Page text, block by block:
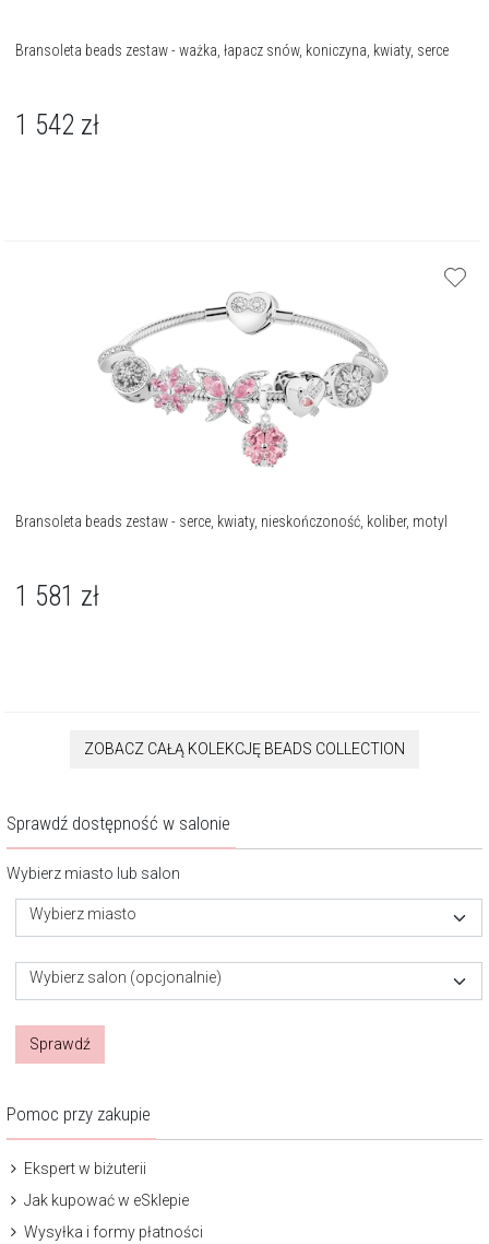
Bransoleta beads zestaw - ważka, łapacz snów, koniczyna, kwiaty, serce
1 542 zł
Bransoleta beads zestaw - serce, kwiaty, nieskończoność, koliber, motyl
1 581 zł
ZOBACZ CAŁĄ KOLEKCJĘ BEADS COLLECTION
Sprawdź dostępność w salonie
Wybierz miasto lub salon
Wybierz miasto
Wybierz salon (opcjonalnie)
Sprawdź
Pomoc przy zakupie
Ekspert w biżuterii
Jak kupować w eSklepie
Wysyłka i formy płatności